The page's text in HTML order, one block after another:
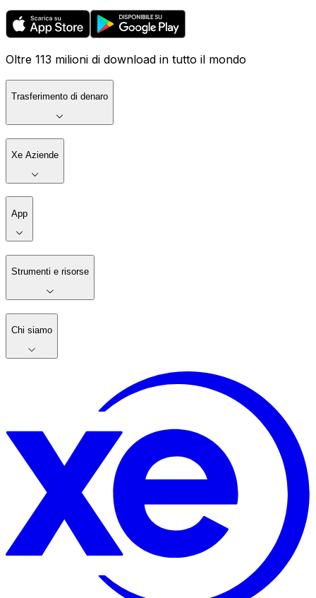
Oltre 113 milioni di download in tutto il mondo
Trasferimento di denaro
Xe Aziende
App
Strumenti e risorse
Chi siamo